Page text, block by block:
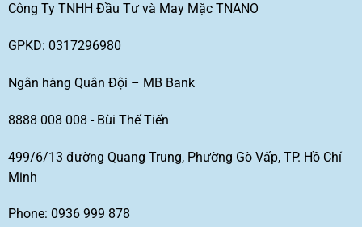
Công Ty TNHH Đầu Tư và May Mặc TNANO
GPKD: 0317296980
Ngân hàng Quân Đội – MB Bank
8888 008 008 - Bùi Thế Tiến
499/6/13 đường Quang Trung, Phường Gò Vấp, TP. Hồ Chí
Minh
Phone: 0936 999 878